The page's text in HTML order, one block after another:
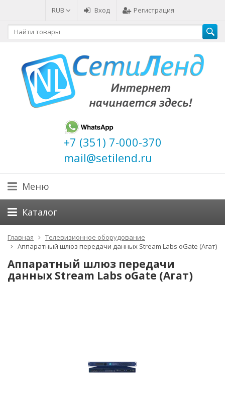
RUB Вход Регистрация
+7 (351) 7-000-370
mail@setilend.ru
Меню
Каталог
Главная
Телевизионное оборудование
Аппаратный шлюз передачи данных Stream Labs oGate (Агат)
Аппаратный шлюз передачи
данных Stream Labs oGate (Агат)